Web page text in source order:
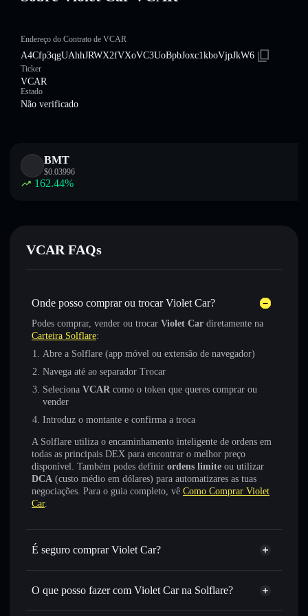
Endereço do Contrato de VCAR
A4Cfp3qgUAhhJRWX2fVXoVC3UoBpbJoxc1kboVjpJkW6
Ticker
VCAR
Estado
Não verificado
BMT
$0.03996
162.44%
VCAR FAQs
Onde posso comprar ou trocar Violet Car?
Podes comprar, vender ou trocar Violet Car diretamente na
Carteira Solflare:
Abre a Solflare (app móvel ou extensão de navegador)
Navega até ao separador Trocar
Seleciona VCAR como o token que queres comprar ou
vender
Introduz o montante e confirma a troca
A Solflare utiliza o encaminhamento inteligente de ordens em
todas as principais DEX para encontrar o melhor preço
disponível. Também podes definir ordens limite ou utilizar
DCA (custo médio em dólares) para automatizares as tuas
negociações. Para o guia completo, vê Como Comprar Violet
Car.
É seguro comprar Violet Car?
Violet Car não está verificado
O que posso fazer com Violet Car na Solflare?
Violet Car
Carteira Solflare